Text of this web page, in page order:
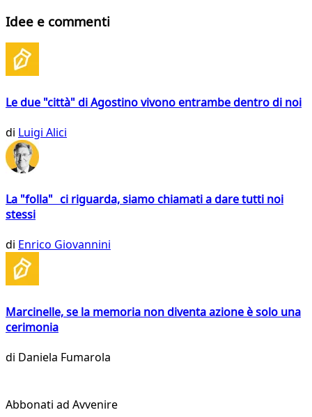
Idee e commenti
Le due "città" di Agostino vivono entrambe dentro di noi
di Luigi Alici
La "folla" ci riguarda, siamo chiamati a dare tutti noi
stessi
di Enrico Giovannini
Marcinelle, se la memoria non diventa azione è solo una
cerimonia
di Daniela Fumarola
Abbonati ad Avvenire